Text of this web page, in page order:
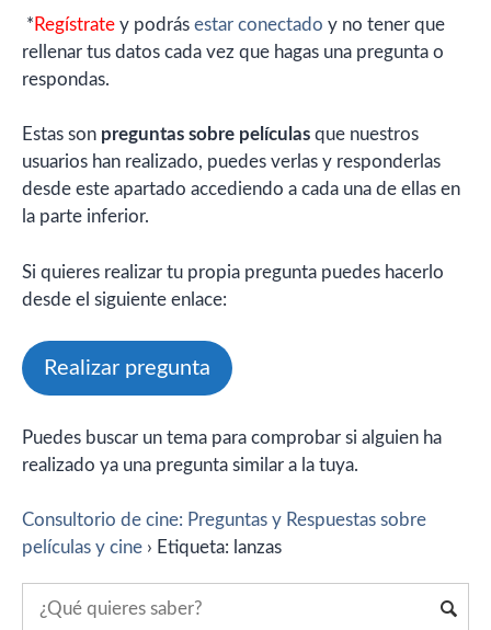
* Regístrate y podrás estar conectado y no tener que
rellenar tus datos cada vez que hagas una pregunta o
respondas.
Estas son preguntas sobre películas que nuestros
usuarios han realizado, puedes verlas y responderlas
desde este apartado accediendo a cada una de ellas en
la parte inferior.
Si quieres realizar tu propia pregunta puedes hacerlo
desde el siguiente enlace:
Realizar pregunta
Puedes buscar un tema para comprobar si alguien ha
realizado ya una pregunta similar a la tuya.
Consultorio de cine: Preguntas y Respuestas sobre
películas y cine › Etiqueta: lanzas